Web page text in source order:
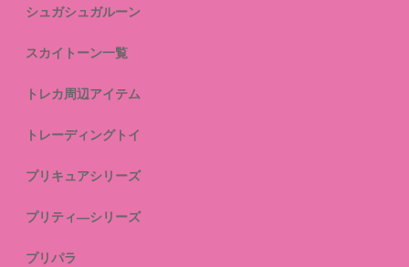
シュガシュガルーン
スカイトーン一覧
トレカ周辺アイテム
トレーディングトイ
プリキュアシリーズ
プリティ―シリーズ
プリパラ